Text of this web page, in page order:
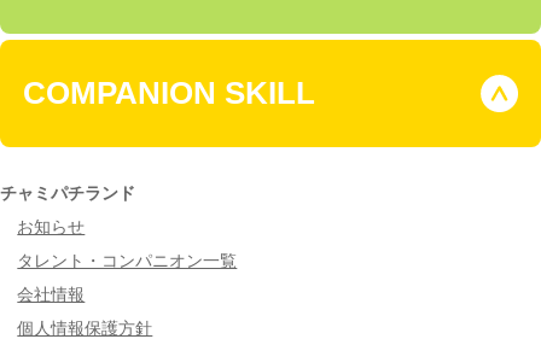
COMPANION SKILL
チャミパチランド
お知らせ
タレント・コンパニオン一覧
会社情報
個人情報保護方針